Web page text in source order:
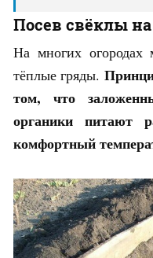
Посев свёклы
На многих огородах
тёплые гряды.
том, что
органики питают
комфортный